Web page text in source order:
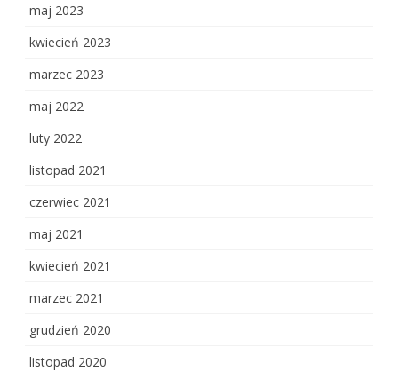
maj 2023
kwiecień 2023
marzec 2023
maj 2022
luty 2022
listopad 2021
czerwiec 2021
maj 2021
kwiecień 2021
marzec 2021
grudzień 2020
listopad 2020